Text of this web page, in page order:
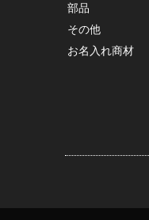
部品
その他
お名入れ商材